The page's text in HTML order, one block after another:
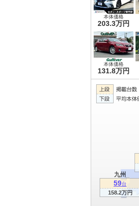
本体価格
203.3万円
本体価格
131.8万円
九州
59台
158.2万円